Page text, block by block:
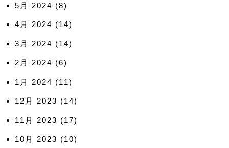
5月 2024 (8)
4月 2024 (14)
3月 2024 (14)
2月 2024 (6)
1月 2024 (11)
12月 2023 (14)
11月 2023 (17)
10月 2023 (10)